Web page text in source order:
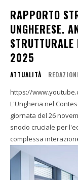
RAPPORTO
UNGHERESE.
2025
ATTUALITÀ
https://www.youtube.com/
L'Ungheria nel
giornata del 26
snodo cruciale per
complessa